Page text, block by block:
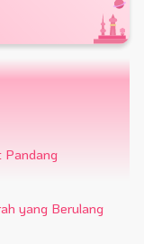
Pandang
yang Berulang